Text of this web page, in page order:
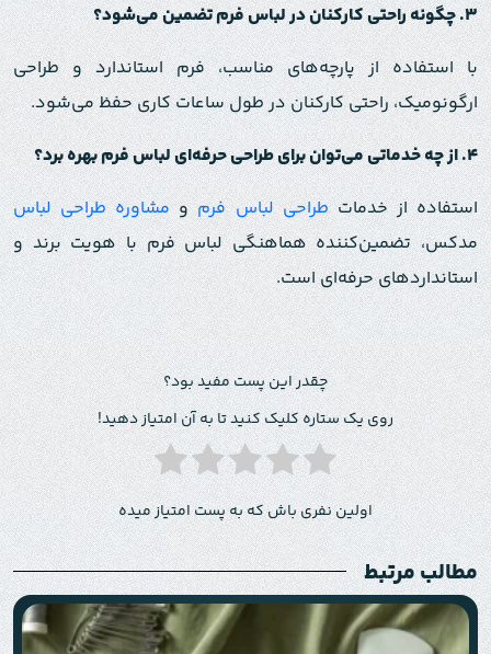
۳.چگونه راحتی کارکنان در لباس فرم تضمین می‌شود؟
با استفاده از پارچه‌های مناسب، فرم استاندارد و طراحی
ارگونومیک، راحتی کارکنان در طول ساعات کاری حفظ می‌شود.
۴.از چه خدماتی می‌توان برای طراحی حرفه‌ای لباس فرم بهره برد؟
استفاده از خدماتطراحی لباس فرمومشاوره طراحی لباس
مدکس، تضمین‌کننده هماهنگی لباس فرم با هویت برند و
استانداردهای حرفه‌ای است.
چقدر این پست مفید بود؟
روی یک ستاره کلیک کنید تا به آن امتیاز دهید!
اولین نفری باش که به پست امتیاز میده
مطالب مرتبط